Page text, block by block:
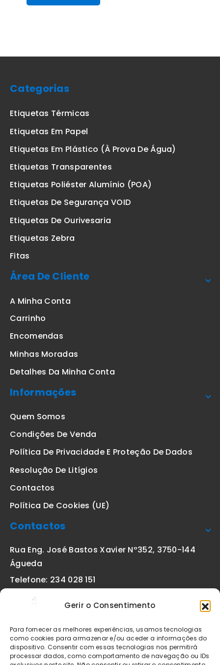
Gerir o Consentimento
Para fornecer as melhores experiências, usamos tecnologias
como cookies para armazenar e/ou aceder a informações do
dispositivo. Consentir com essas tecnologias nos permitirá
processar dados, como comportamento de navegação ou IDs
Categorias
Etiquetas Térmicas
Etiquetas Em Papel
Etiquetas Em Plástico (à Prova De Água)
Etiquetas Transparentes
Etiquetas Poliéster Alumínio (POA)
Etiquetas De Segurança VOID
Etiquetas De Ourivesaria
Etiquetas Zebra
Fitas
Área De Cliente
A Minha Conta
Carrinho
Encomendas
Minhas Moradas
Detalhes Da Minha Conta
Informações
Quem Somos
Condições De Venda
Política De Privacidade E Proteção De Dados
Resolução De Litígios
Contactos
Política De Cookies (UE)
Contactos
Rua Eng. José Bastos Xavier Nº352, 3750-144
Águeda
Telefone: 234 028 151
geral@etiquetas-online.pt
Os preços indicados incluem IVA à taxa legal em vigor. Todos